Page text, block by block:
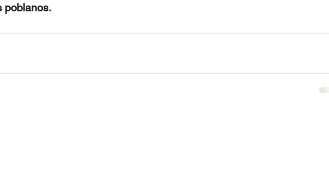
poblanos.